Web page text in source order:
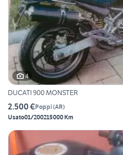
4
DUCATI 900 MONSTER
2.500 €Poppi(AR)
Usato01/200215000 Km